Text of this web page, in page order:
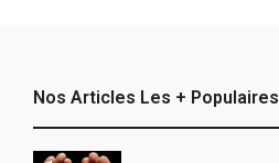
Nos Articles Les + Populaires